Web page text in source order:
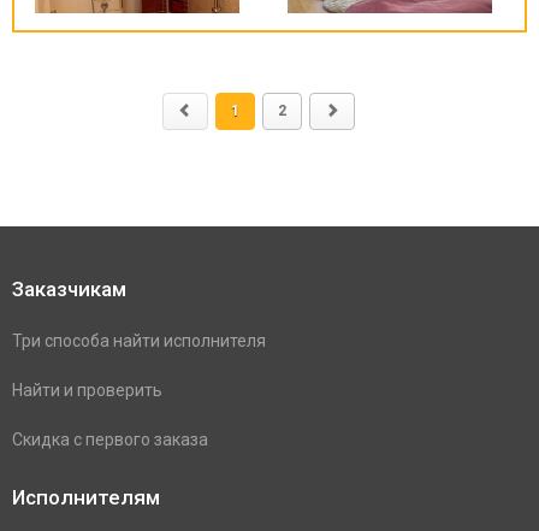
1 2
Заказчикам
Три способа найти исполнителя
Найти и проверить
Скидка с первого заказа
Исполнителям